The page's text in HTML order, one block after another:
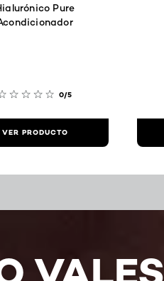
Pure
0/5
VER PRODUCTO